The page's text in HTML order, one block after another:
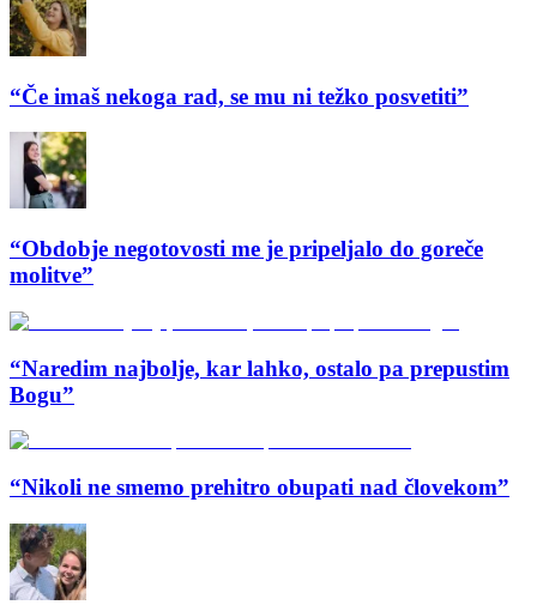
“Če imaš nekoga rad, se mu ni težko posvetiti”
“Obdobje negotovosti me je pripeljalo do goreče
molitve”
“Naredim najbolje, kar lahko, ostalo pa prepustim
Bogu”
“Nikoli ne smemo prehitro obupati nad človekom”